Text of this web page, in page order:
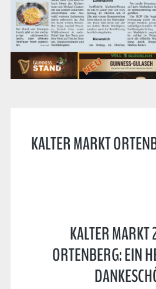
KALTER MARKT
KALTER
ORTENBERG: EIN